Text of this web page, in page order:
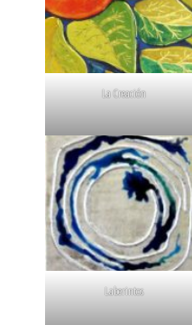
La Creación
Laberintos